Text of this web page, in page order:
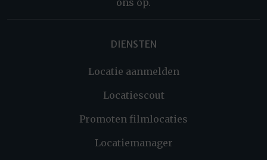
ons op.
DIENSTEN
Locatie aanmelden
Locatiescout
Promoten filmlocaties
Locatiemanager